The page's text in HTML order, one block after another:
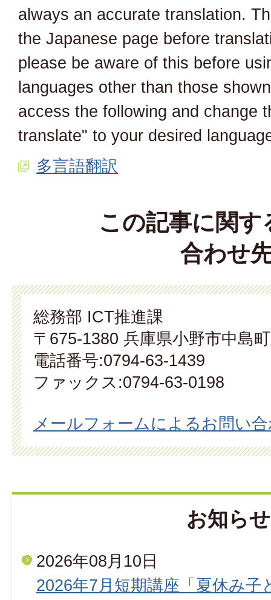
always an accurate translation.
the Japanese page before
please be aware of this before
languages ​​other than those
access the following and change
translate" to your desired
多言語翻訳
この記事に関す
合わせ
総務部 ICT推進課
〒675-1380 兵庫県小野市中島
電話番号:0794-63-1439
ファックス:0794-63-0198
メールフォームによるお問い
お知らせ
2026年08月10日
2026年7月短期講座「夏休み子